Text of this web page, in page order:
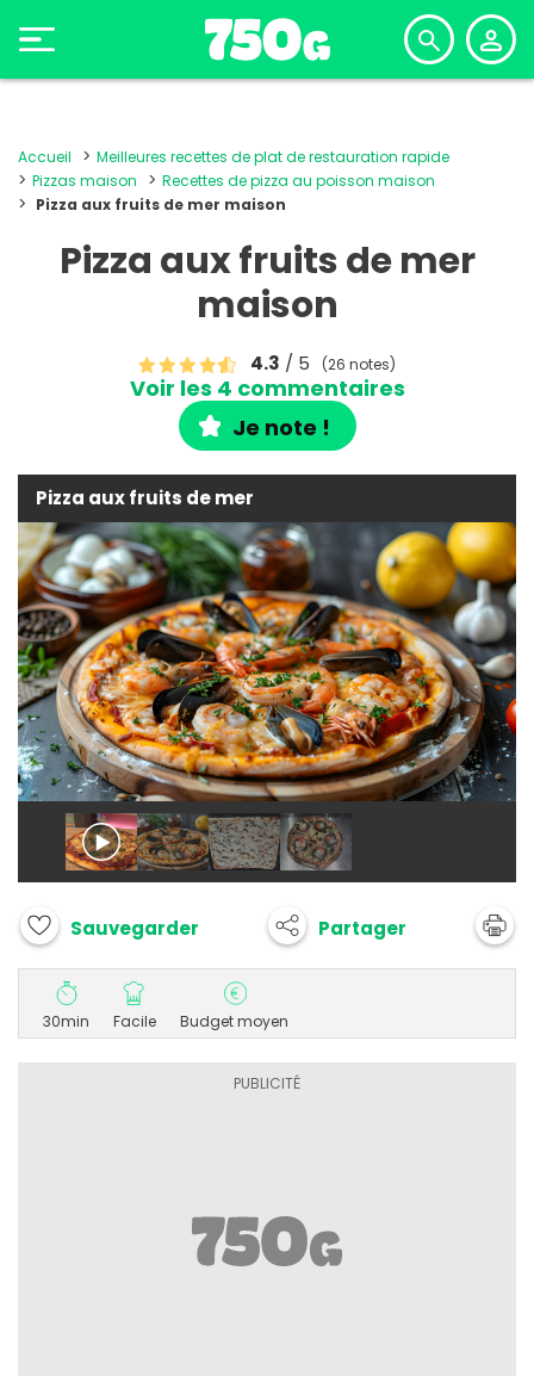
Accueil
Meilleures recettes de plat de restauration rapide
Pizzas maison
Recettes de pizza au poisson maison
Pizza aux fruits de mer maison
Pizza aux fruits de mer
maison
4.3 / 5 (26 notes)
Voir les 4 commentaires
Je note !
Pizza aux fruits de mer
Sauvegarder Partager
30min Facile Budget moyen